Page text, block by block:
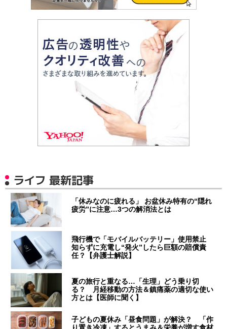
ライフ 最新記事
「休みなのに疲れる」 お盆休み特有の“隠れ
疲労”に注意…3つの解消法とは
飛行機で「モバイルバッテリー」使用禁止
知らずに充電し“発火”したら巨額の賠償責
任？【弁護士解説】
夏の旅行と重なる…「生理」どう乗り切
る？ 月経移動の方法＆鎮痛薬の適切な使い
方とは【医師に聞く】
子どもの夏休み「昼食問題」が解決？ 「作
り置き冷凍」するとうまみ＆栄養が増す食材